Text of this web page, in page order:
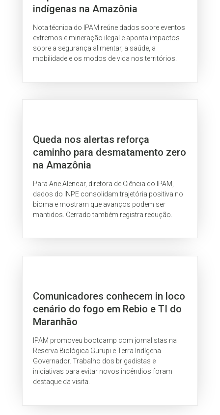
indígenas na Amazônia
Nota técnica do IPAM reúne dados sobre eventos
extremos e mineração ilegal e aponta impactos
sobre a segurança alimentar, a saúde, a
mobilidade e os modos de vida nos territórios.
Queda nos alertas reforça
caminho para desmatamento zero
na Amazônia
Para Ane Alencar, diretora de Ciência do IPAM,
dados do INPE consolidam trajetória positiva no
bioma e mostram que avanços podem ser
mantidos. Cerrado também registra redução.
Comunicadores conhecem in loco
cenário do fogo em Rebio e TI do
Maranhão
IPAM promoveu bootcamp com jornalistas na
Reserva Biológica Gurupi e Terra Indígena
Governador. Trabalho dos brigadistas e
iniciativas para evitar novos incêndios foram
destaque da visita.